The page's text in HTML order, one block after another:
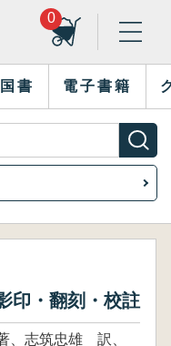
0
書 電子書籍
印・翻刻・校註
、志筑忠雄 訳、